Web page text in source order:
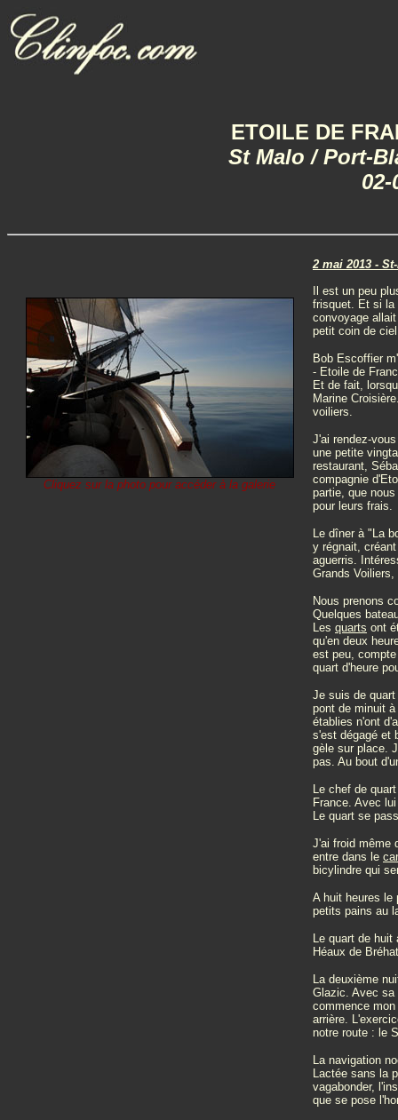
ETOILE DE
St Malo / Port-
02-
Cliquez sur la photo pour accéder à la galerie
2 mai 2013 -
Il est un peu
frisquet. Et si la
convoyage
petit coin de
Bob Escoffier
- Etoile de
Et de fait,
Marine
voiliers.
J'ai rendez-
une petite
restaurant,
compagnie
partie, que
pour leurs frais.
Le dîner à "La
y régnait,
aguerris.
Grands
Nous prenons
Quelques
Les quarts ont
qu'en deux
est peu,
quart d'heure
Je suis de
pont de minuit
établies n'ont
s'est dégagé et
gèle sur place.
pas. Au bout
Le chef de
France. Avec
Le quart se
J'ai froid même
entre dans le
bicylindre qui
A huit heures le
petits pains au
Le quart de
Héaux de
La deuxième
Glazic. Avec sa
commence
arrière.
notre route : le
La navigation
Lactée sans la
vagabonder,
que se pose